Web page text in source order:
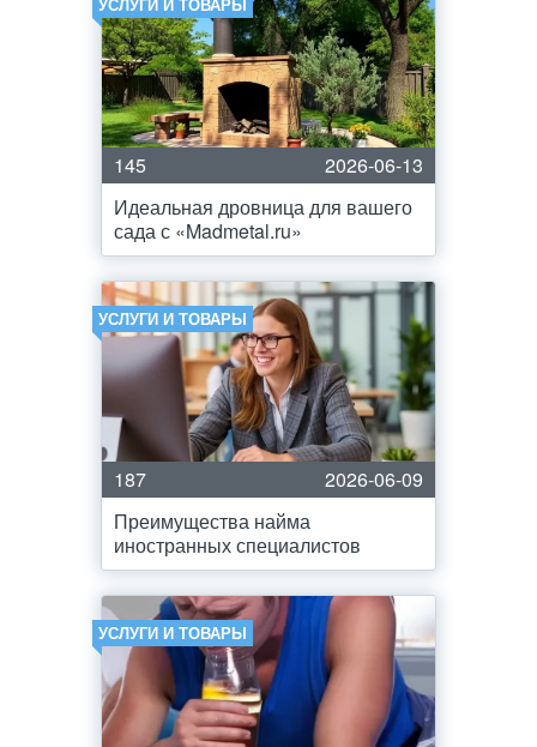
145
2026-06-13
Идеальная дровница для вашего
сада с «Madmetal.ru»
УСЛУГИ И ТОВАРЫ
187
2026-06-09
Преимущества найма
иностранных специалистов
УСЛУГИ И ТОВАРЫ